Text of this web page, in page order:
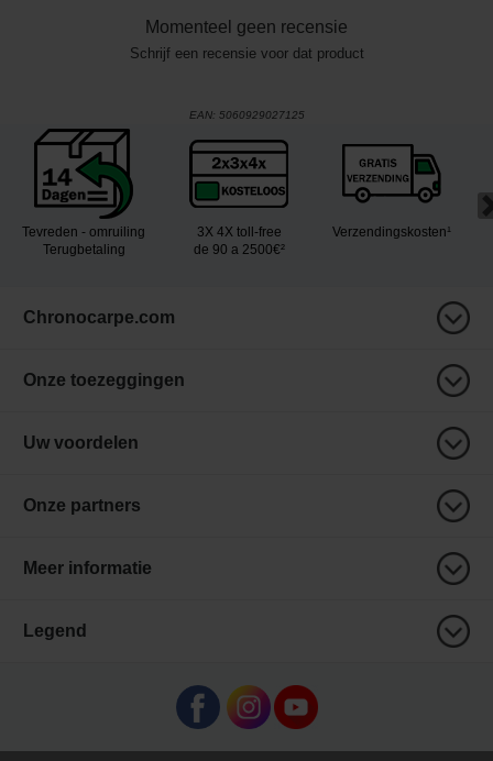
Momenteel geen recensie
Schrijf een recensie voor dat product
EAN: 5060929027125
Tevreden - omruiling
Terugbetaling
3X 4X toll-free
de 90 a 2500€²
Verzendingskosten¹
Chronocarpe.com
Onze toezeggingen
Uw voordelen
Onze partners
Meer informatie
Legend